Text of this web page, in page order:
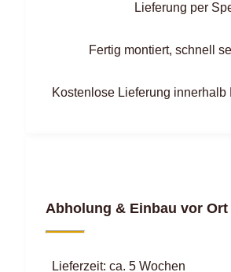
Lieferung per
Fertig montiert, schnell
Kostenlose Lieferung innerhalb
Abholung & Einbau vor Ort
Lieferzeit: ca. 5 Wochen